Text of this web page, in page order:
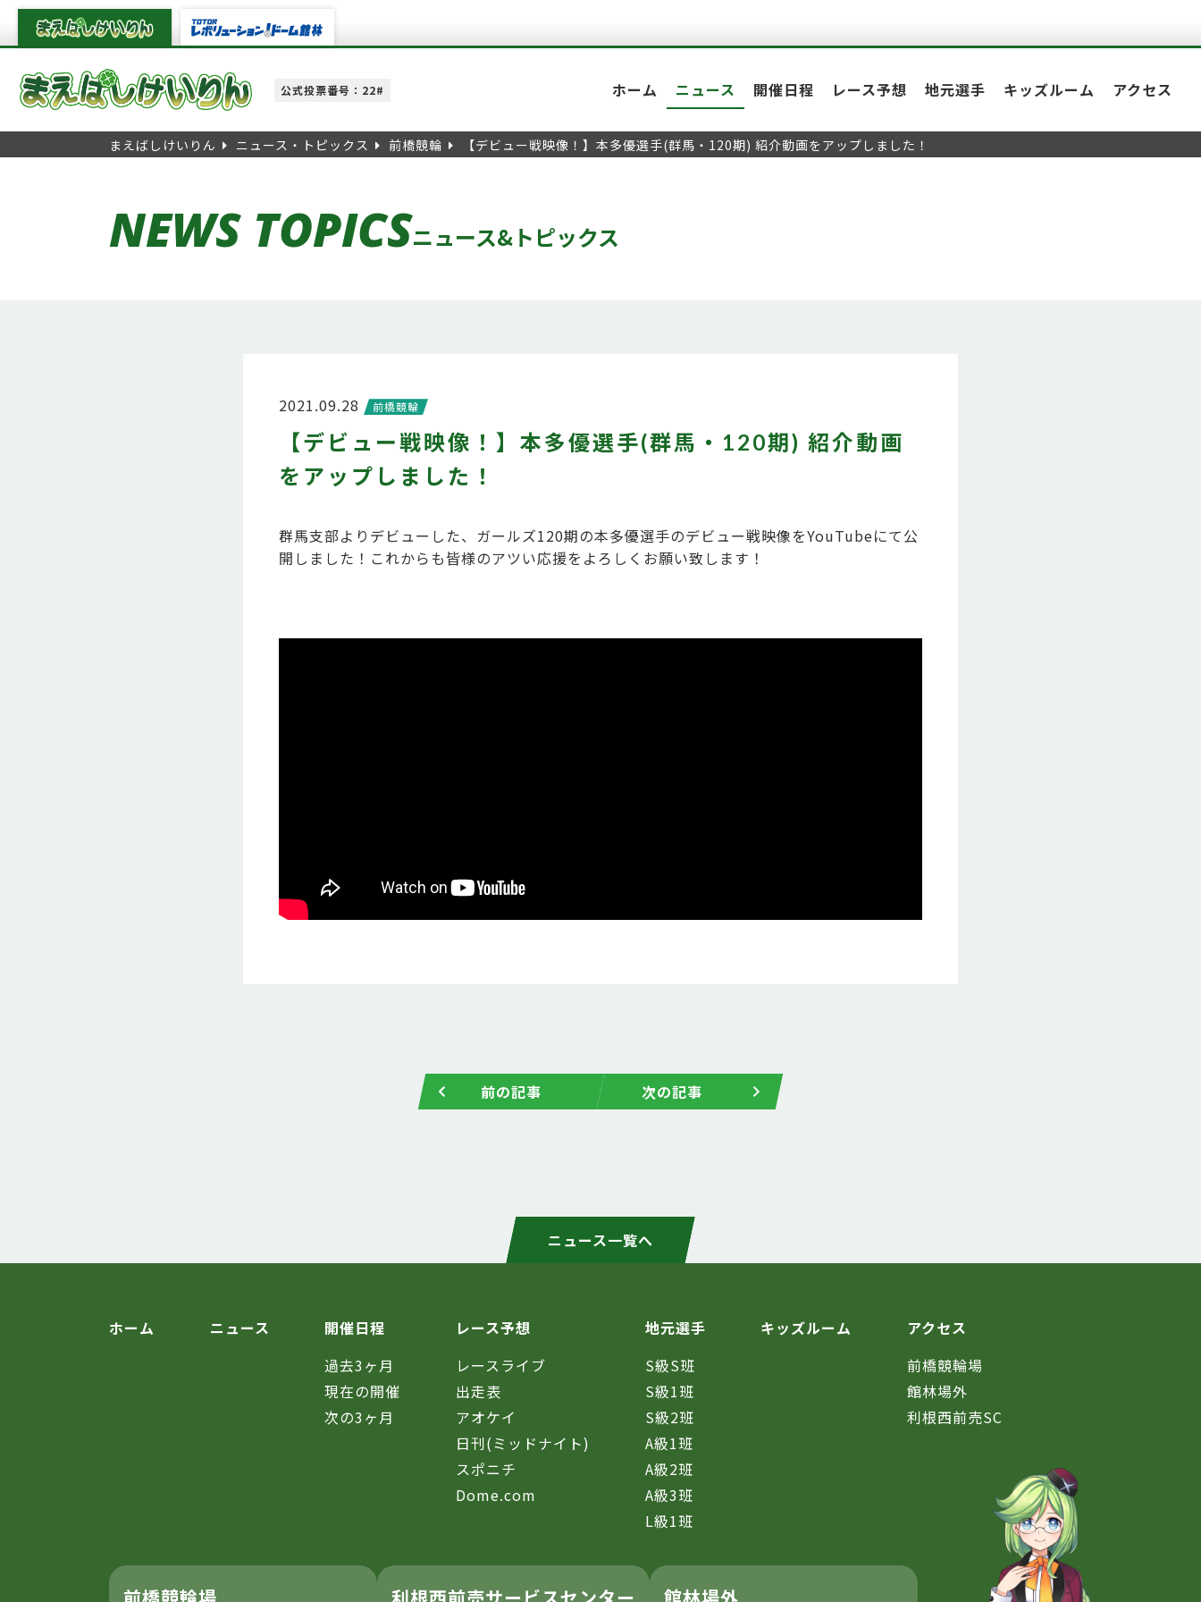
公式投票番号：22# ホーム ニュース 開催日程 レース予想 地元選手 キッズルーム アクセス
まえばしけいりん ニュース・トピックス 前橋競輪 【デビュー戦映像！】本多優選手(群馬・120期) 紹介動画をアップしました！
NEWS TOPICSニュース&トピックス
2021.09.28 前橋競輪
【デビュー戦映像！】本多優選手(群馬・120期) 紹介動画
をアップしました！
群馬支部よりデビューした、ガールズ120期の本多優選手のデビュー戦映像をYouTubeにて公
開しました！これからも皆様のアツい応援をよろしくお願い致します！
前の記事 次の記事
ニュース一覧へ
ホーム ニュース
開催日程
過去3ヶ月
現在の開催
次の3ヶ月
レース予想
レースライブ
出走表
アオケイ
日刊(ミッドナイト)
スポニチ
Dome.com
地元選手
S級S班
S級1班
S級2班
A級1班
A級2班
A級3班
L級1班
キッズルーム
アクセス
前橋競輪場
館林場外
利根西前売SC
前橋競輪場 利根西前売サービスセンター 館林場外